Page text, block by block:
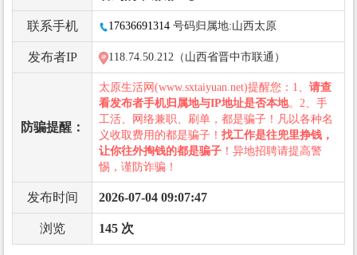
联系手机 17636691314 号码归属地:山西太原
发布者IP 118.74.50.212（山西省晋中市联通）
防骗提醒：
太原生活网(www.sxtaiyuan.net)提醒您：1、 请查
看发布者手机归属地与IP地址是否本地。2、手
工活、网络兼职、刷单，都是骗子！凡以各种名
义收取费用的都是骗子！ 找工作是往兜里挣钱，
让你往外掏钱的都是骗子 ！异地招聘请提高警
惕，谨防诈骗！
发布时间 2026-07-04 09:07:47
浏览 145 次